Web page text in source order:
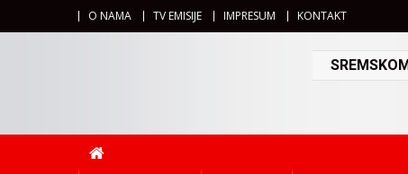
O NAMA TV EMISIJE IMPRESUM KONTAKT